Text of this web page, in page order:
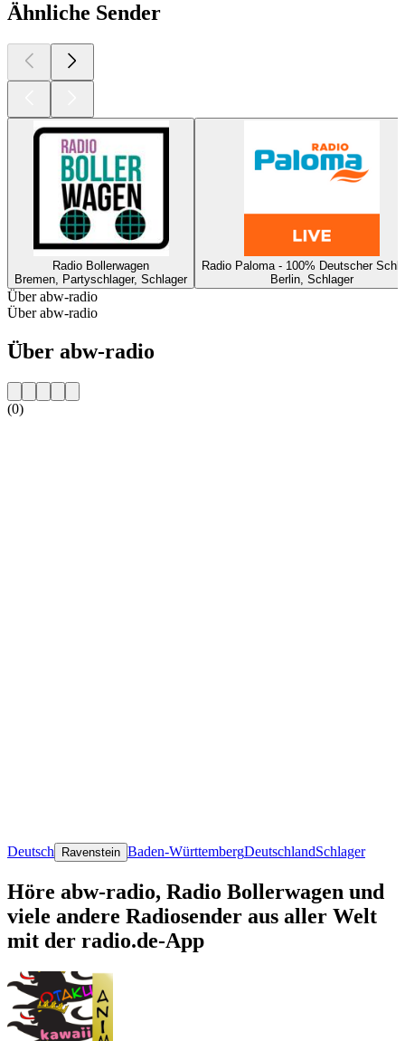
Ähnliche Sender
Radio Bollerwagen
Bremen, Partyschlager, Schlager
Radio Paloma - 100% Deutscher
Berlin, Schlager
Über abw-radio
Über abw-radio
Über abw-radio
(0)
Deutsch Ravenstein Baden-WürttembergDeutschlandSchlager
Höre abw-radio, Radio Bollerwagen und
viele andere Radiosender aus aller Welt
mit der radio.de-App